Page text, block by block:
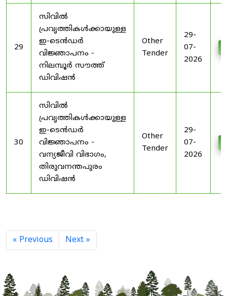
29
സിവിൽ
പ്രവൃത്തികൾക്കായുള്ള
ഇ-ടെൻഡർ
വിജ്ഞാപനം -
നിലമ്പൂർ സൗത്ത്
ഡിവിഷൻ
Other
Tender
29-
07-
2026
30
സിവിൽ
പ്രവൃത്തികൾക്കായുള്ള
ഇ-ടെൻഡർ
വിജ്ഞാപനം -
വന്യജീവി വിഭാഗം,
തിരുവനന്തപുരം
ഡിവിഷൻ
Other
Tender
29-
07-
2026
« Previous Next »